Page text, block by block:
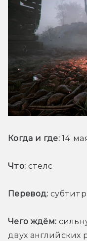
Когда и где: 14
Что: стелс
Перевод:
Чего ждём:
двух